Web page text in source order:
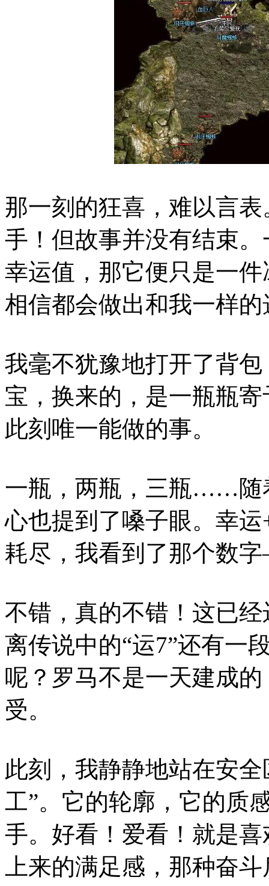
那一刻的狂喜，难以言
手！但故事并没有结束
幸运值，那它便只是一
相信都会做出和我一样
我毫不犹豫地打开了背
宝，换来的，是一瓶瓶
此刻唯一能做的事。
一瓶，两瓶，三瓶……随
心也提到了嗓子眼。幸
耗尽，我看到了那个数
不错，真的不错！这已
离传说中的“运7”还有一
呢？罗马不是一天建成
受。
此刻，我静静地站在安
工”。它的轮廓，它的质
手。好看！爱看！就是
上来的满足感，那种奋